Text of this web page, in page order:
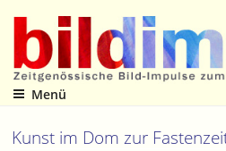
Inhalt
springen
Zeitgenössische Bild-Impulse zum
Menü
Kunst im Dom zur